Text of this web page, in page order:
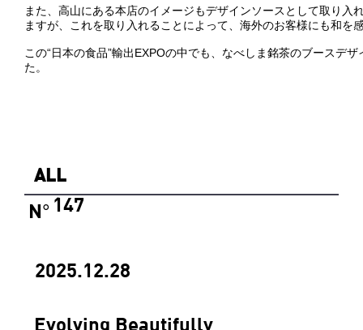
また、高山にある本店のイメージもデザインソースとして取り入
ますが、これを取り入れることによって、海外のお客様にも和を
この“日本の食品”輸出EXPOの中でも、なべしま銘茶のブースデ
た。
2025.12.28
Evolving Beautifully
147
N°
ALL